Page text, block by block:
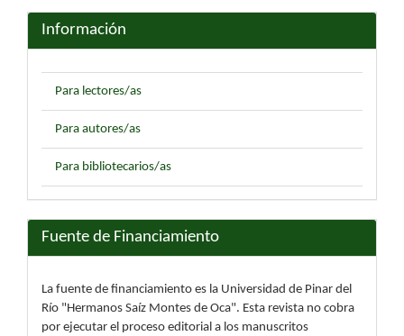
Información
Para lectores/as
Para autores/as
Para bibliotecarios/as
Fuente de Financiamiento
La fuente de financiamiento es la Universidad de Pinar del
Río "Hermanos Saíz Montes de Oca". Esta revista no cobra
por ejecutar el proceso editorial a los manuscritos